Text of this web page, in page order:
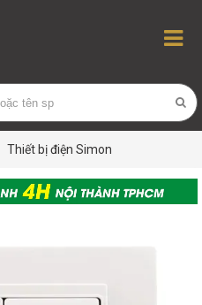
Thiết bị điện Simon